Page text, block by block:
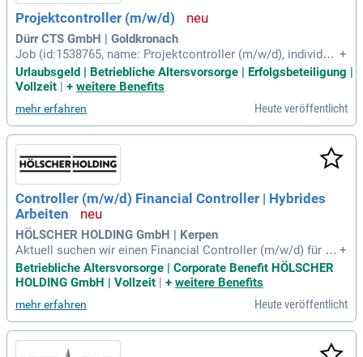
Projektcontroller (m/w/d)
Dürr CTS GmbH | Goldkronach
Job (id:1538765, name: Projektcontroller (m/w/d), individual
Number:null); Carl-Benz-Straße 34; 74321 Bietigheim-Bissing
en; Deutschland; https://www.cts-durr.com/de.
+
Urlaubsgeld | Betriebliche Altersvorsorge | Erfolgsbeteiligung |
Vollzeit | + weitere Benefits
mehr erfahren Heute veröffentlicht
Controller (m/w/d) Financial Controller | Hybrides
Arbeiten
HÖLSCHER HOLDING GmbH | Kerpen
Aktuell suchen wir einen Financial Controller (m/w/d) für hy
brides Arbeiten, der für die Erstellung monatlicher Reports s
owie Analysen verantwortlich ist. Zu den Aufgaben gehören
und die Unterstützung bei Monats- und Jahresabschlüssen.
Außerdem werden Investitions- und Wirtschaftlichkeitsbere
chnungen sowie die Pflege des Kostenrechnungssystems d
urchgeführt. Ideale Kandidaten haben eine kaufmännische A
+
Betriebliche Altersvorsorge | Corporate Benefit HÖLSCHER
HOLDING GmbH | Vollzeit
+ weitere Benefits
mehr erfahren Heute veröffentlicht